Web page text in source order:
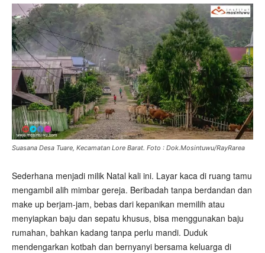
Suasana Desa Tuare, Kecamatan Lore Barat. Foto : Dok.Mosintuwu/RayRarea
Sederhana menjadi milik Natal kali ini. Layar kaca di ruang tamu
mengambil alih mimbar gereja. Beribadah tanpa berdandan dan
make up berjam-jam, bebas dari kepanikan memilih atau
menyiapkan baju dan sepatu khusus, bisa menggunakan baju
rumahan, bahkan kadang tanpa perlu mandi. Duduk
mendengarkan kotbah dan bernyanyi bersama keluarga di